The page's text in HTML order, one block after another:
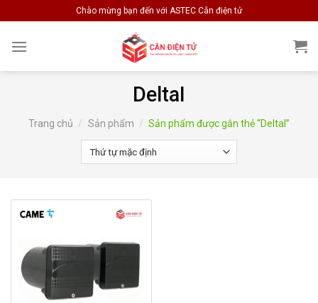
to
content
Chào mừng bạn đến với ASTEC Cân điện tử
DeltaI
Trang chủ / Sản phẩm / Sản phẩm được gắn thẻ “DeltaI”